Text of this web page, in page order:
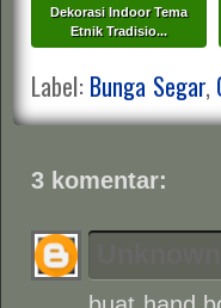
Dekorasi Indoor Tema
Etnik Tradisio...
Label: Bunga Segar,
3 komentar: